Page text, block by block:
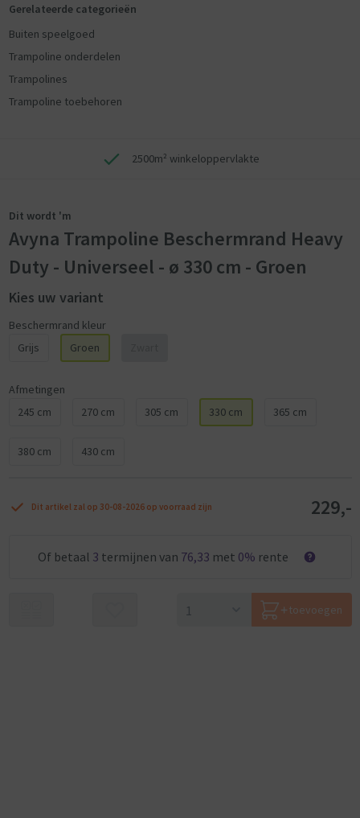
Gerelateerde categorieën
Buiten speelgoed
Trampoline onderdelen
Trampolines
Trampoline toebehoren
2500m² winkeloppervlakte
Dit wordt 'm
Avyna Trampoline Beschermrand Heavy
Duty - Universeel - ø 330 cm - Groen
Kies uw variant
Beschermrand kleur
Grijs
Groen
Afmetingen
245 cm
270 cm 305 cm 330 cm 365 cm
380 cm 430 cm
Dit artikel zal op 30-08-2026 op voorraad zijn 229,-
Of betaal 3 termijnen van 76,33 met 0% rente
toevoegen